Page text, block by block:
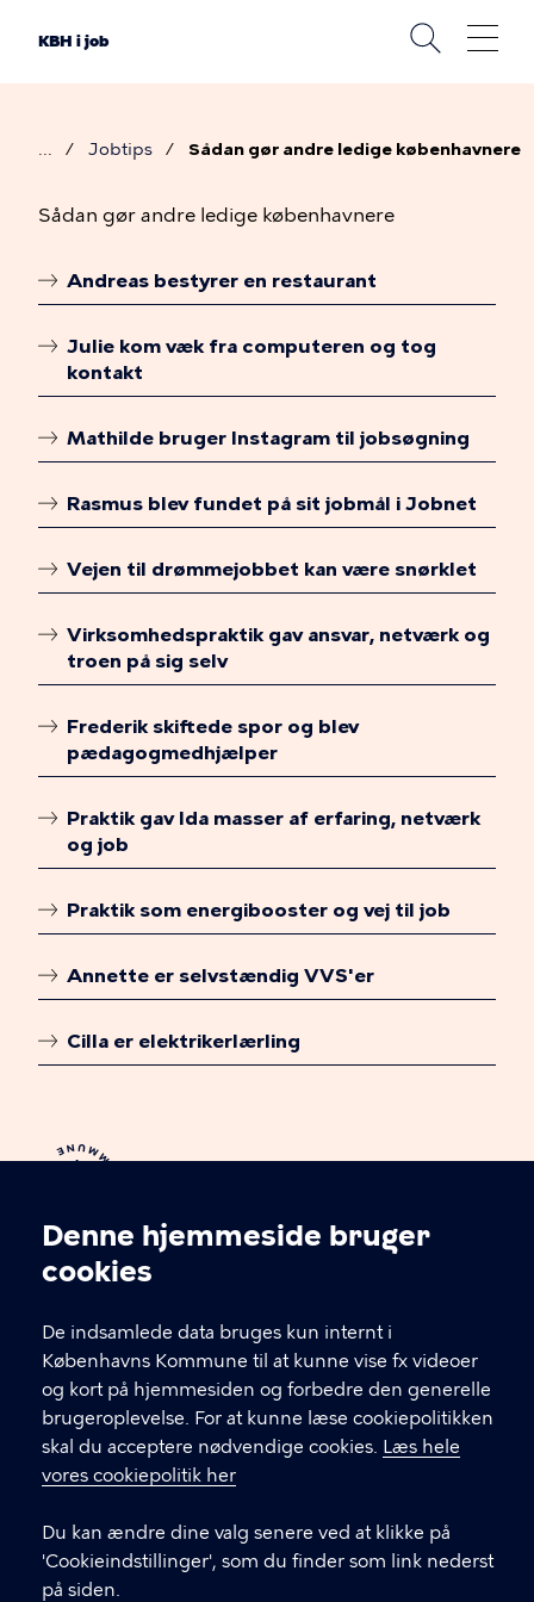
Cookieindstillinger
Denne hjemmeside bruger
cookies
De indsamlede data bruges kun internt i
Københavns Kommune til at kunne vise fx videoer
og kort på hjemmesiden og forbedre den generelle
brugeroplevelse. For at kunne læse cookiepolitikken
skal du acceptere nødvendige cookies. Læs hele
vores cookiepolitik her
Du kan ændre dine valg senere ved at klikke på
'Cookieindstillinger', som du finder som link nederst
på siden.
KBH i job
Jobtips Sådan gør andre ledige københavnere
Sådan
andre
ledige
københavnere
Sådan gør andre ledige københavnere
Andreas bestyrer en restaurant
Julie kom væk fra computeren og tog
kontakt
Mathilde bruger Instagram til jobsøgning
Rasmus blev fundet på sit jobmål i Jobnet
Vejen til drømmejobbet kan være snørklet
Virksomhedspraktik gav ansvar, netværk og
troen på sig selv
Frederik skiftede spor og blev
pædagogmedhjælper
Praktik gav Ida masser af erfaring, netværk
og job
Praktik som energibooster og vej til job
Annette er selvstændig VVS'er
Cilla er elektrikerlærling
KBH i job
Jobcenter København
KONTAKT
Gammel Køge Landevej 43
2500 Valby